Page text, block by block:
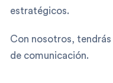
estratégicos.
Con nosotros,
de comunicación.